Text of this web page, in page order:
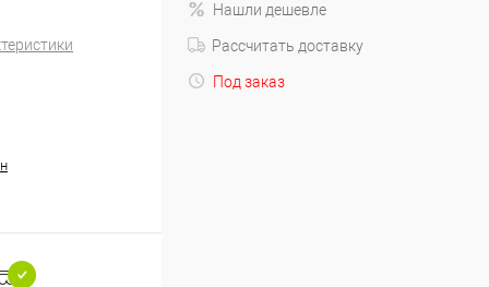
Нашли дешевле
Рассчитать доставку
Под заказ